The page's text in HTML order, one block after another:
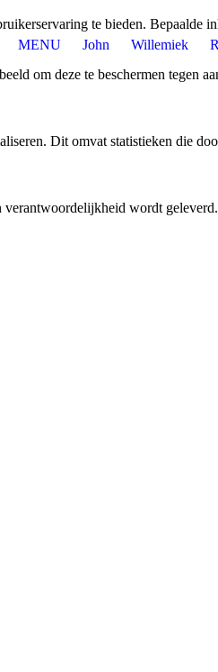
MENU John Willemiek
te bieden.
om deze te beschermen tegen
Dit omvat statistieken die
wordt